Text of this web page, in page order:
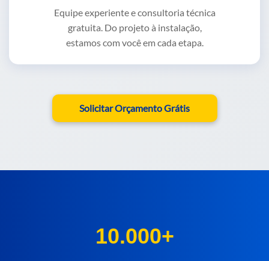
Equipe experiente e consultoria técnica
gratuita. Do projeto à instalação,
estamos com você em cada etapa.
Solicitar Orçamento Grátis
10.000+